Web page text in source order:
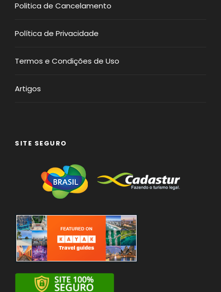
Politica de Cancelamento
Política de Privacidade
Termos e Condições de Uso
Artigos
SITE SEGURO